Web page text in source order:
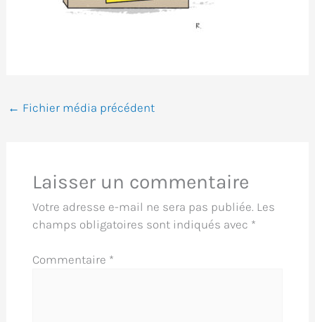
← Fichier média précédent
Laisser un commentaire
Votre adresse e-mail ne sera pas publiée. Les
champs obligatoires sont indiqués avec *
Commentaire *